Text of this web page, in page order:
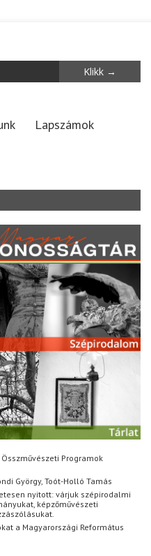
Lapszámok
Összművészeti Programok
György, Toót-Holló Tamás
nyitott: várjuk szépirodalmi
képzőművészeti
a Magyarországi Református